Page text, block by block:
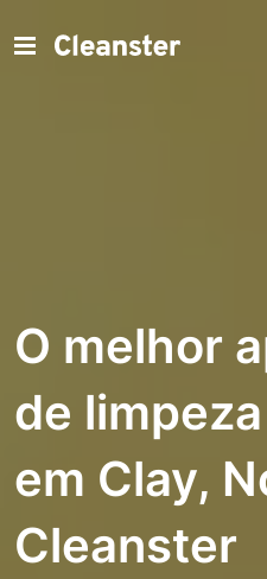
O melhor
de
em Clay,
Cleanster